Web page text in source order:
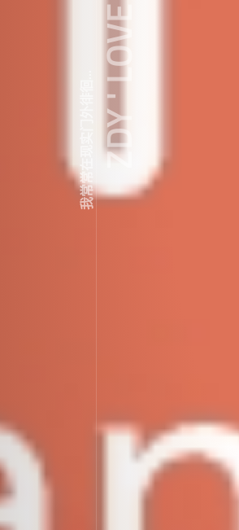
我常常在现实门外徘徊...ZDY ' LOVE